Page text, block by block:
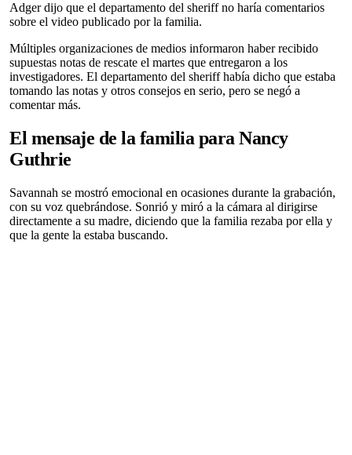
Adger dijo que el departamento del sheriff no haría comentarios
sobre el video publicado por la familia.
Múltiples organizaciones de medios informaron haber recibido
supuestas notas de rescate el martes que entregaron a los
investigadores. El departamento del sheriff había dicho que estaba
tomando las notas y otros consejos en serio, pero se negó a
comentar más.
El mensaje de la familia para Nancy
Guthrie
Savannah se mostró emocional en ocasiones durante la grabación,
con su voz quebrándose. Sonrió y miró a la cámara al dirigirse
directamente a su madre, diciendo que la familia rezaba por ella y
que la gente la estaba buscando.